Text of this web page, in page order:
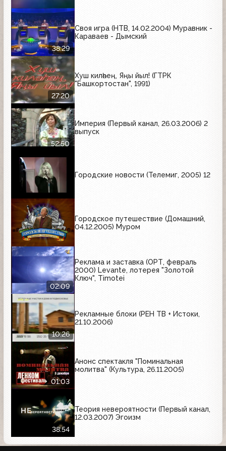
38:29
Своя игра (НТВ, 14.02.2004) Муравник -
Караваев - Дымский
27:20
Хуш киләһең, Яңы йыл! (ГТРК
"Башкортостан", 1991)
52:50
Империя (Первый канал, 26.03.2006) 2
выпуск
Городские новости (Телемиг, 2005) 12
Городское путешествие (Домашний,
04.12.2005) Муром
02:09
Реклама и заставка (ОРТ, февраль
2000) Levante, лотерея "Золотой
Ключ", Timotei
10:26
Рекламные блоки (РЕН ТВ + Истоки,
21.10.2006)
01:03
Анонс спектакля "Поминальная
молитва" (Культура, 26.11.2005)
38:54
Теория невероятности (Первый канал,
12.03.2007) Эгоизм